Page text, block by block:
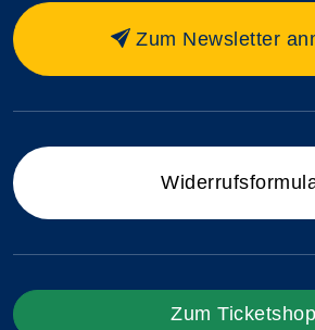
Zum Newsletter
Zum Ticketshop